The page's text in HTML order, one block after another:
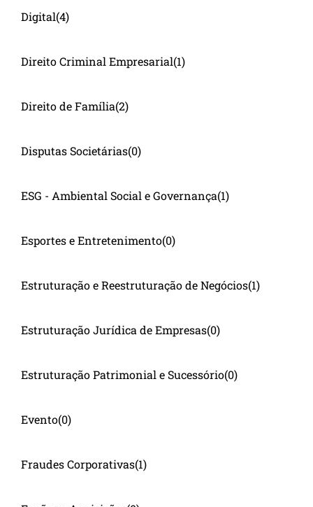
Digital(4)
Direito Criminal Empresarial(1)
Direito de Família(2)
Disputas Societárias(0)
ESG - Ambiental Social e Governança(1)
Esportes e Entretenimento(0)
Estruturação e Reestruturação de Negócios(1)
Estruturação Jurídica de Empresas(0)
Estruturação Patrimonial e Sucessório(0)
Evento(0)
Fraudes Corporativas(1)